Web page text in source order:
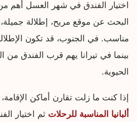
اختيار الفندق في شهر العسل أهم
البحث عن موقع مريح، إطلالة
مناسب. في الجنوب، قد تكون
بينما في تيرانا يهم قرب الفندق من
الحيوية.
إذا كنت ما زلت تقارن أماكن
ألبانيا المناسبة للرحلات ثم اختيار